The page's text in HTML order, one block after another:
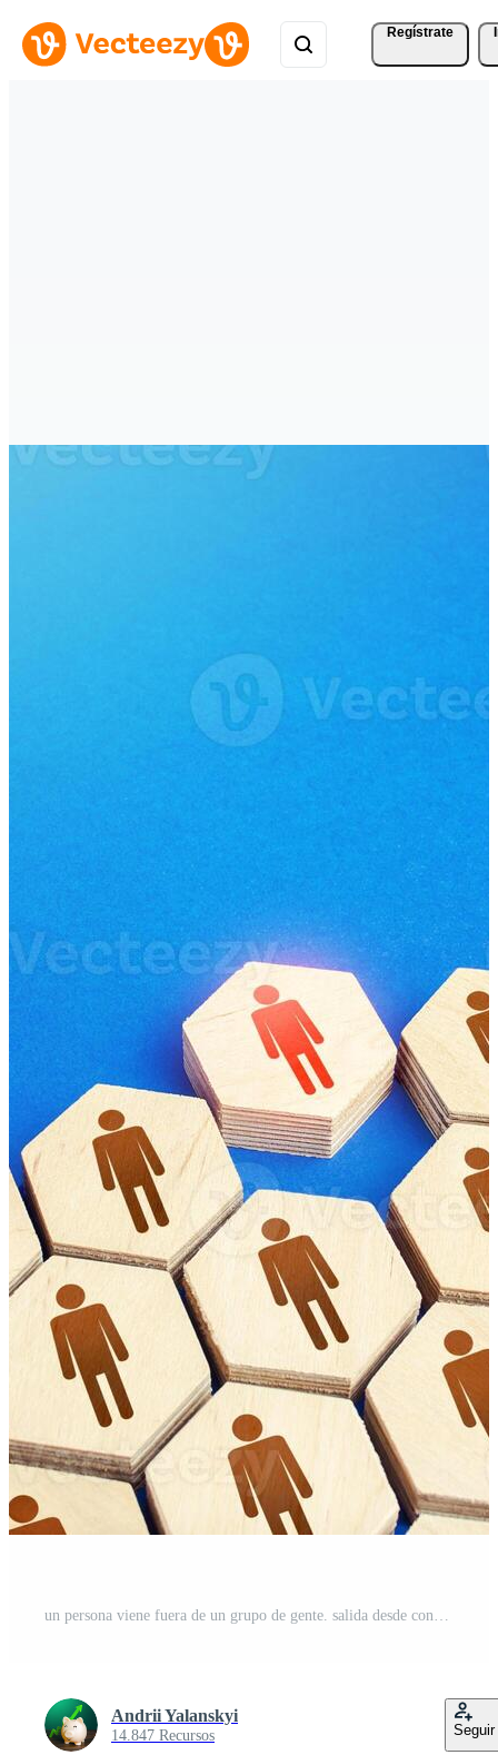
Regístrate
un persona viene fuera de un grupo de gente. salida desde convencional sociedad. despido. ser diferente. cooperación colaboración, articulación esfuerzos iniciativa. expulsión desde comunidad. talento, liderazgo. Foto Pro
Andrii Yalanskyi
14.847 Recursos Seguir